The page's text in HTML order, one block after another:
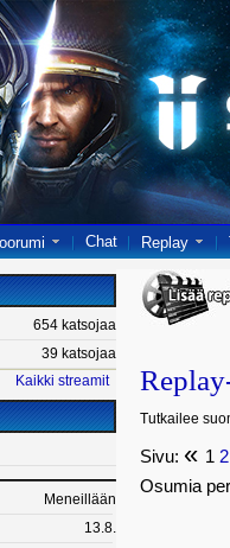
Chat Replay
654 katsojaa
39 katsojaa
Kaikki streamit
Meneillään
13.8.
Tutkailee
Sivu: « 1 2
Osumia